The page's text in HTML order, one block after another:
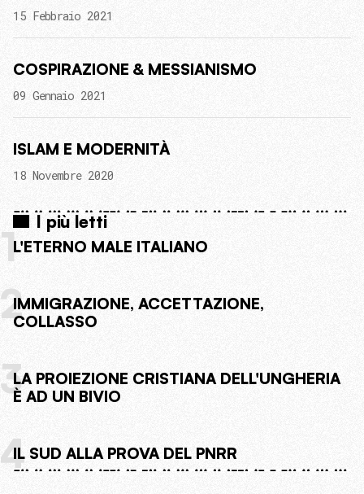
15 Febbraio 2021
COSPIRAZIONE & MESSIANISMO
09 Gennaio 2021
ISLAM E MODERNITÀ
18 Novembre 2020
I più letti
1L'ETERNO MALE ITALIANO
2IMMIGRAZIONE, ACCETTAZIONE,
COLLASSO
3LA PROIEZIONE CRISTIANA DELL'UNGHERIA
È AD UN BIVIO
4IL SUD ALLA PROVA DEL PNRR